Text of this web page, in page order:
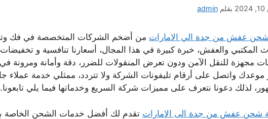
بقلم admin
عفش من جدة الي الامارات من أضخم الشركات المتخصصة في فك
المكتبي والعفش، خبرة كبيرة في هذا المجال، أسعارنا تنافسية و
مجهزة للنقل الآمن ودون تعرض المنقولات للضرر، دقة وأمانة ومرونة
موعدك واتصل على أرقام تليفونات الشركة ولا تتردد، ممثلي خدمة عملاء
لذلك دعونا نتعرف على مميزات شركة السريع وخدماتها فيما يلي تابعونا.
شحن عفش من جدة الى الامارات تقدم لك أفضل خدمات الشحن الخاصة